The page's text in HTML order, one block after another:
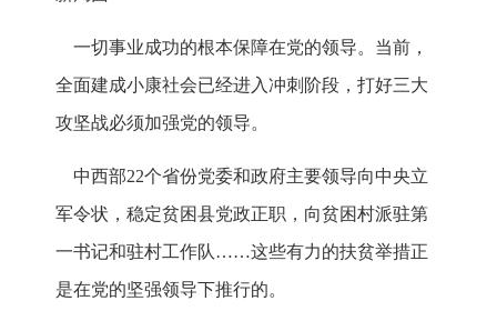
一切事业成功的根本保障在党的领导。当前，
全面建成小康社会已经进入冲刺阶段，打好三大
攻坚战必须加强党的领导。
中西部22个省份党委和政府主要领导向中央立
军令状，稳定贫困县党政正职，向贫困村派驻第
一书记和驻村工作队……这些有力的扶贫举措正
是在党的坚强领导下推行的。